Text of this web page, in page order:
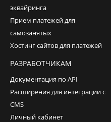
эквайринга
Прием платежей для
самозанятых
Хостинг сайтов для платежей
РАЗРАБОТЧИКАМ
Документация по API
Расширения для интеграции с
CMS
Личный кабинет